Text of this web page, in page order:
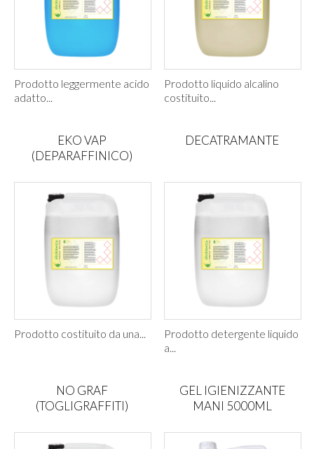
Prodotto leggermente acido
adatto...
Prodotto liquido alcalino
costituito...
EKO VAP
(DEPARAFFINICO)
Prodotto costituito da una...
DECATRAMANTE
Prodotto detergente liquido
a...
NO GRAF
(TOGLIGRAFFITI)
GEL IGIENIZZANTE
MANI 5000ML